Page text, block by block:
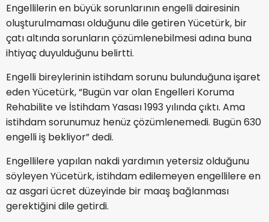
Engellilerin en büyük sorunlarının engelli dairesinin
oluşturulmaması olduğunu dile getiren Yücetürk, bir
çatı altında sorunların çözümlenebilmesi adına buna
ihtiyaç duyulduğunu belirtti.
Engelli bireylerinin istihdam sorunu bulunduğuna işaret
eden Yücetürk, “Bugün var olan Engelleri Koruma
Rehabilite ve İstihdam Yasası 1993 yılında çıktı. Ama
istihdam sorunumuz henüz çözümlenemedi. Bugün 630
engelli iş bekliyor” dedi.
Engellilere yapılan nakdi yardımın yetersiz olduğunu
söyleyen Yücetürk, istihdam edilemeyen engellilere en
az asgari ücret düzeyinde bir maaş bağlanması
gerektiğini dile getirdi.